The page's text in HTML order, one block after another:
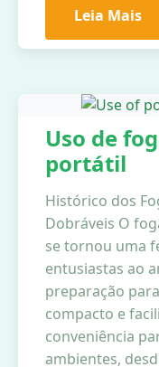
Leia Mais
Uso de
portátil
Histórico dos
Dobráveis O
se tornou uma
entusiastas ao
preparação
compacto e
conveniência
ambientes,